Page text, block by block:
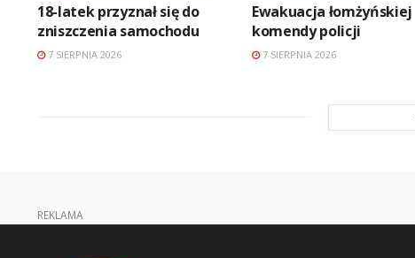
18-latek przyznał się do
zniszczenia samochodu
7 SIERPNIA 2026
Ewakuacja łomżyńskiej
komendy policji
7 SIERPNIA 2026
REKLAMA